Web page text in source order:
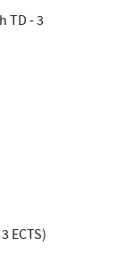
TD - 3
ECTS)